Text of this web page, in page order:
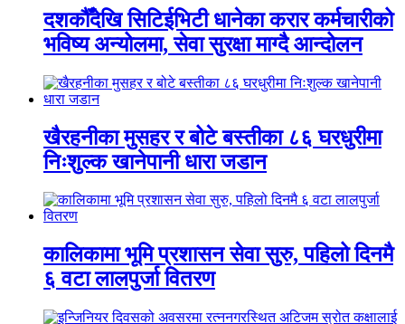
दशकौँदेखि सिटिईभिटी धानेका करार कर्मचारीको
भविष्य अन्योलमा, सेवा सुरक्षा माग्दै आन्दोलन
खैरहनीका मुसहर र बोटे बस्तीका ८६ घरधुरीमा
निःशुल्क खानेपानी धारा जडान
कालिकामा भूमि प्रशासन सेवा सुरु, पहिलो दिनमै
६ वटा लालपुर्जा वितरण